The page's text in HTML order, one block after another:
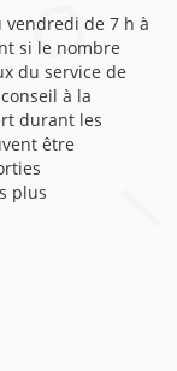
vendredi de 7 h à
si le nombre
du service de
à la
durant les
être
plus